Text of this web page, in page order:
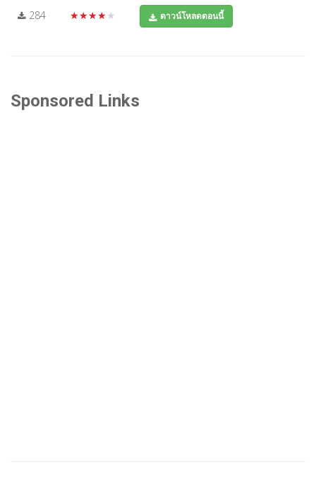
284 ★★★★★ ดาวน์โหลดตอนนี้
Sponsored Links